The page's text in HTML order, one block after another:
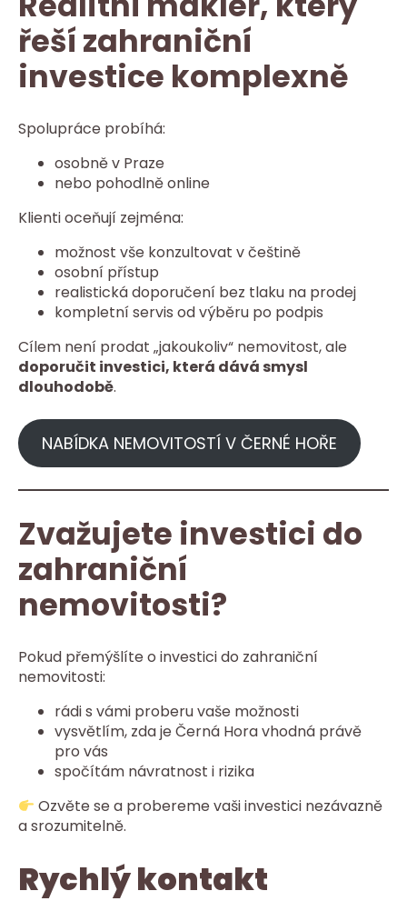
řeší zahraniční
investice komplexně
Spolupráce probíhá:
osobně v Praze
nebo pohodlně online
Klienti oceňují zejména:
možnost vše konzultovat v češtině
osobní přístup
realistická doporučení bez tlaku na prodej
kompletní servis od výběru po podpis
Cílem není prodat „jakoukoliv“ nemovitost, ale
doporučit investici, která dává smysl
dlouhodobě.
NABÍDKA NEMOVITOSTÍ V ČERNÉ HOŘE
Zvažujete investici do
zahraniční
nemovitosti?
Pokud přemýšlíte o investici do zahraniční
nemovitosti:
rádi s vámi proberu vaše možnosti
vysvětlím, zda je Černá Hora vhodná právě
pro vás
spočítám návratnost i rizika
Ozvěte se a probereme vaši investici nezávazně
a srozumitelně.
Rychlý kontakt